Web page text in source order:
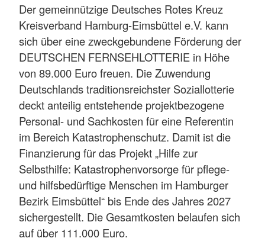
Der gemeinnützige Deutsches Rotes Kreuz
Kreisverband Hamburg-Eimsbüttel e.V. kann
sich über eine zweckgebundene Förderung der
DEUTSCHEN FERNSEHLOTTERIE in Höhe
von 89.000 Euro freuen. Die Zuwendung
Deutschlands traditionsreichster Soziallotterie
deckt anteilig entstehende projektbezogene
Personal- und Sachkosten für eine Referentin
im Bereich Katastrophenschutz. Damit ist die
Finanzierung für das Projekt „Hilfe zur
Selbsthilfe: Katastrophenvorsorge für pflege-
und hilfsbedürftige Menschen im Hamburger
Bezirk Eimsbüttel“ bis Ende des Jahres 2027
sichergestellt. Die Gesamtkosten belaufen sich
auf über 111.000 Euro.